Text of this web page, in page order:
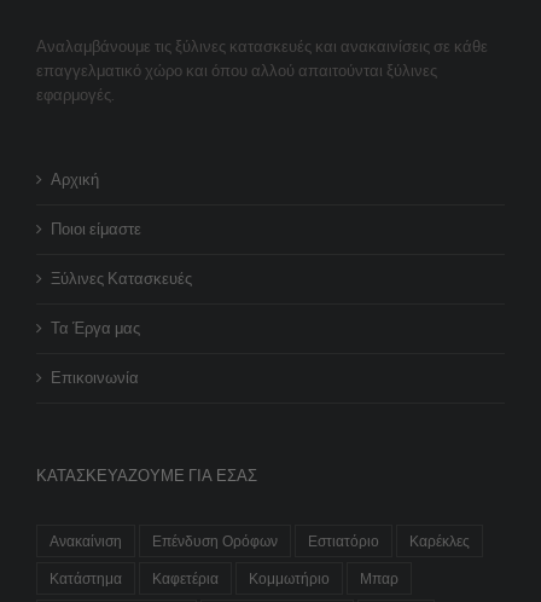
Αναλαμβάνουμε τις ξύλινες κατασκευές και ανακαινίσεις σε κάθε
επαγγελματικό χώρο και όπου αλλού απαιτούνται ξύλινες
εφαρμογές.
Αρχική
Ποιοι είμαστε
Ξύλινες Κατασκευές
Τα Έργα μας
Επικοινωνία
ΚΑΤΑΣΚΕΥΆΖΟΥΜΕ ΓΙΑ ΕΣΆΣ
Ανακαίνιση Επένδυση Ορόφων Εστιατόριο Καρέκλες
Κατάστημα Καφετέρια Κομμωτήριο Μπαρ